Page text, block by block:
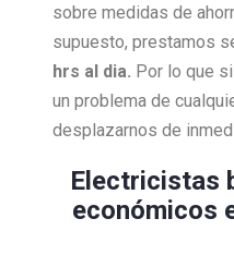
sobre medidas de
supuesto, prestamos
hrs al dia. Por lo que
un problema de
desplazarnos de
Electricistas
económicos